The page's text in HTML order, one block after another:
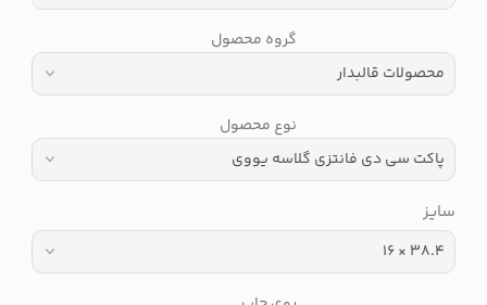
گروه محصول
نوع محصول
سایز